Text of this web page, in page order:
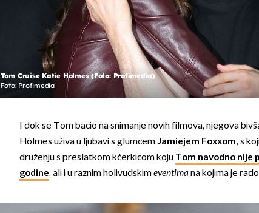
Tom Cruise Katie Holmes (Foto: Profimedia)
Foto: Profimedia
I dok se Tom bacio na snimanje novih filmova, njegova
Holmes uživa u ljubavi s glumcemJamiejem Foxxom, s
druženju s preslatkom kćerkicom koju Tom navodno nije
godine, ali i u raznim holivudskimeventimana kojima je